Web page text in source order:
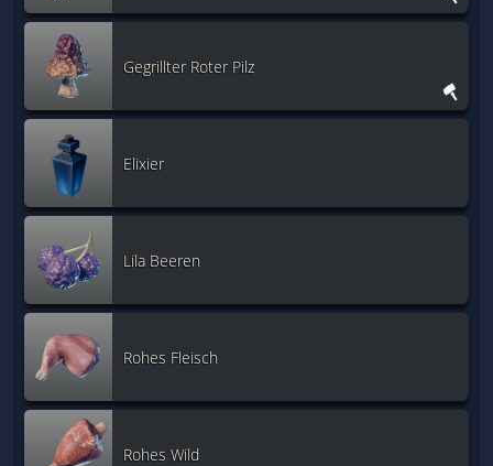
Gegrillter Roter Pilz
Elixier
Lila Beeren
Rohes Fleisch
Rohes Wild